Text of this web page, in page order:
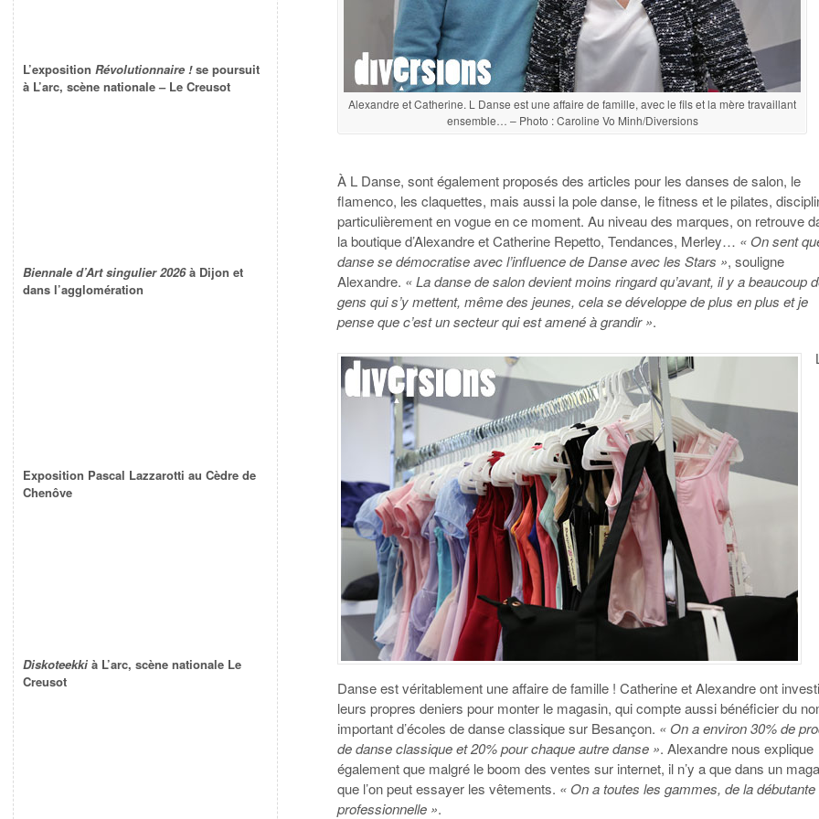
Alexandre et Catherine. L Danse est une affaire de famille, avec le fils et la mère travaillant
ensemble… – Photo : Caroline Vo Minh/Diversions
À L Danse, sont également proposés des articles pour les danses de salon, le
flamenco, les claquettes, mais aussi la pole danse, le fitness et le pilates,
particulièrement en vogue en ce moment. Au niveau des marques, on retrouve
la boutique d’Alexandre et Catherine Repetto, Tendances, Merley… « On sent
danse se démocratise avec l’influence de Danse avec les Stars », souligne
Alexandre. « La danse de salon devient moins ringard qu’avant, il y a beaucoup
gens qui s’y mettent, même des jeunes, cela se développe de plus en plus et je
pense que c’est un secteur qui est amené à grandir ».
Danse est véritablement une affaire de famille ! Catherine et Alexandre ont
leurs propres deniers pour monter le magasin, qui compte aussi bénéficier du
important d’écoles de danse classique sur Besançon. « On a environ 30% de
de danse classique et 20% pour chaque autre danse ». Alexandre nous explique
également que malgré le boom des ventes sur internet, il n’y a que dans un
que l’on peut essayer les vêtements. « On a toutes les gammes, de la débutante
professionnelle ».
L’exposition Révolutionnaire !se poursuit
à L’arc, scène nationale – Le Creusot
Biennale d’Art singulier 2026à Dijon et
dans l’agglomération
Exposition Pascal Lazzarotti au Cèdre de
Chenôve
Diskoteekki à L’arc, scène nationale Le
Creusot